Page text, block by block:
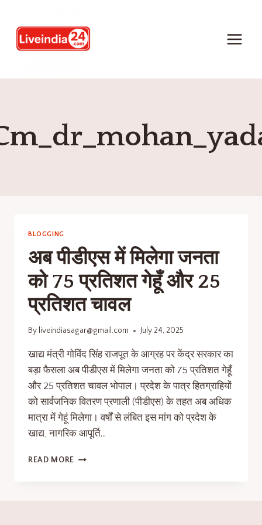
BLOGGING
अब पीडीएस में मिलेगा जनता
को 75 प्रतिशत गेहूँ और 25
प्रतिशत चावल
By liveindiasagar@gmail.com July 24, 2025
खाद्य मंत्री गोविंद सिंह राजपूत के आग्रह पर केंद्र सरकार का
बड़ा फैसला अब पीडीएस में मिलेगा जनता को 75 प्रतिशत गेहूँ
और 25 प्रतिशत चावल भोपाल। प्रदेश के पात्र हितग्राहियों
को सार्वजनिक वितरण प्रणाली (पीडीएस) के तहत अब अधिक
मात्रा में गेहूं मिलेगा। वर्षों से लंबित इस मांग को प्रदेश के
खाद्य, नागरिक आपूर्ति…
READ MORE